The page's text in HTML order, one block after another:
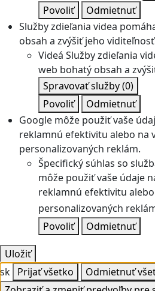
Povoliť
Odmietnuť
Služby zdieľania videa
obsah a zvýšiť jeho
Videá Služby zdieľania
web bohatý obsah a
Spravovať služby(0)
Povoliť
Odmietnuť
Google môže použiť vaše
reklamnú efektivitu alebo na
personalizovaných reklám.
Špecifický súhlas so
môže použiť vaše údaje
reklamnú efektivitu
personalizovaných
Povoliť
Odmietnuť
Uložiť
sk Prijať všetko
Odmietnuť